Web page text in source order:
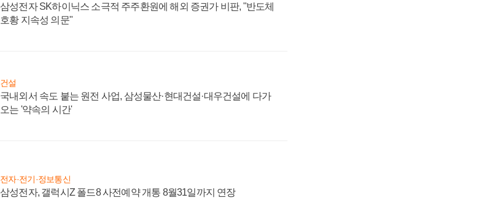
삼성전자 SK하이닉스 소극적 주주환원에 해외 증권가 비판, "반도체
호황 지속성 의문"
건설
국내외서 속도 붙는 원전 사업, 삼성물산·현대건설·대우건설에 다가
오는 '약속의 시간'
전자·전기·정보통신
삼성전자, 갤럭시Z 폴드8 사전예약 개통 8월31일까지 연장